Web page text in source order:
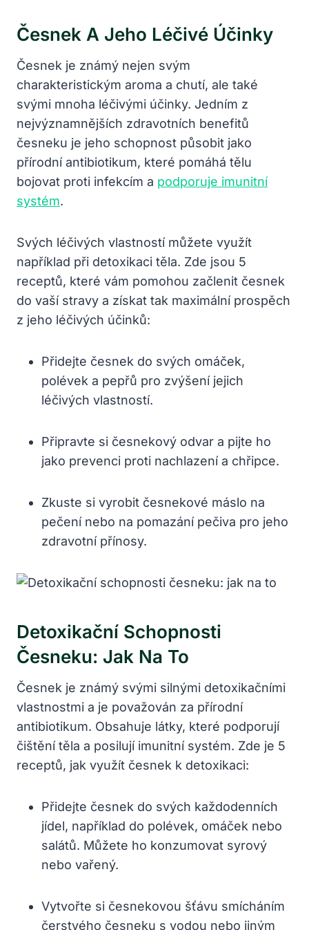
Česnek A Jeho Léčivé Účinky
Česnek je ⁤známý nejen‍ svým
charakteristickým aroma a chutí, ale také
svými mnoha léčivými účinky. Jedním z
nejvýznamnějších zdravotních benefitů
česneku je jeho schopnost působit jako
přírodní antibiotikum, které pomáhá tělu
bojovat proti infekcím a podporuje⁤ imunitní
systém.
Svých léčivých⁣ vlastností můžete ⁢využít
například při detoxikaci těla. Zde jsou 5
receptů, které vám pomohou začlenit česnek
do vaší stravy a získat tak maximální prospěch
z jeho léčivých účinků:
Přidejte česnek do svých omáček,
polévek a ⁢pepřů pro zvýšení jejich
⁤léčivých vlastností.
Připravte si česnekový odvar a pijte ho
jako prevenci proti nachlazení⁤ a chřipce.
Zkuste si vyrobit česnekové máslo na
pečení⁣ nebo na pomazání pečiva pro jeho
zdravotní přínosy.
Detoxikační Schopnosti
Česneku: Jak Na To
Česnek je známý svými silnými detoxikačními
vlastnostmi a je považován za přírodní
antibiotikum. Obsahuje látky, které podporují
⁤čištění těla a posilují imunitní systém. Zde je 5
receptů, jak využít česnek k detoxikaci:
Přidejte ‍česnek do svých každodenních
jídel, například do polévek, omáček ‌nebo⁤
salátů. Můžete ho konzumovat syrový
nebo vařený.
Vytvořte si česnekovou šťávu ⁣smícháním
čerstvého ​česneku s vodou nebo jiným